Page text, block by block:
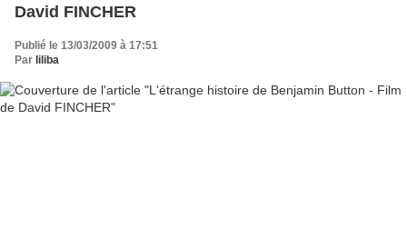
David FINCHER
Publié le 13/03/2009 à 17:51
Par liliba